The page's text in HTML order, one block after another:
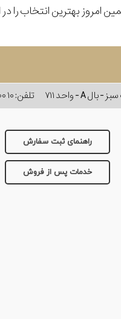
امروز بهترین انتخاب را
تلفن:
راهنمای ثبت سفارش
خدمات پس از فروش